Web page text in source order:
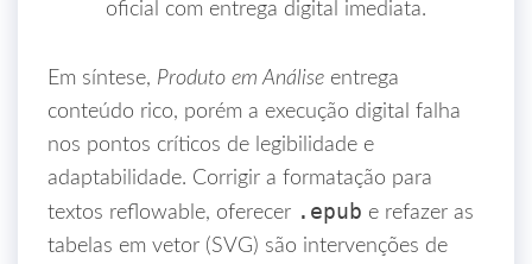
oficial com entrega digital imediata.
Em síntese, Produto em Análise entrega
conteúdo rico, porém a execução digital falha
nos pontos críticos de legibilidade e
adaptabilidade. Corrigir a formatação para
textos reflowable, oferecer .epub e refazer as
tabelas em vetor (SVG) são intervenções de